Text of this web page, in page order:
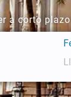
a corto